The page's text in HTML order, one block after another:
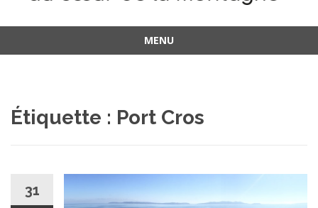
MENU
Étiquette : Port Cros
31